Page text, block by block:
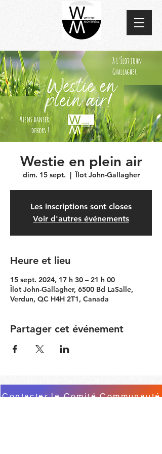
Westie en plein air
dim. 15 sept.
  |
Îlot John-Gallagher
Les inscriptions sont closes
Voir d'autres événements
Heure et lieu
15 sept. 2024, 17 h 30 – 21 h 00
Îlot John-Gallagher, 6500 Bd LaSalle,
Verdun, QC H4H 2T1, Canada
Partager cet événement
Contacter le Comité Communauté